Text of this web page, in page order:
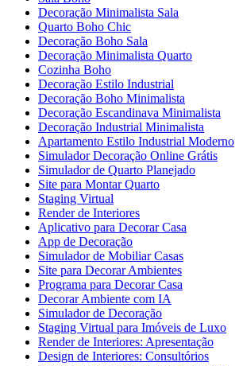
Decoração Minimalista Sala
Quarto Boho Chic
Decoração Boho Sala
Decoração Minimalista Quarto
Cozinha Boho
Decoração Estilo Industrial
Decoração Boho Minimalista
Decoração Escandinava Minimalista
Decoração Industrial Minimalista
Apartamento Estilo Industrial Moderno
Simulador Decoração Online Grátis
Simulador de Quarto Planejado
Site para Montar Quarto
Staging Virtual
Render de Interiores
Aplicativo para Decorar Casa
App de Decoração
Simulador de Mobiliar Casas
Site para Decorar Ambientes
Programa para Decorar Casa
Decorar Ambiente com IA
Simulador de Decoração
Staging Virtual para Imóveis de Luxo
Render de Interiores: Apresentação
Design de Interiores: Consultórios